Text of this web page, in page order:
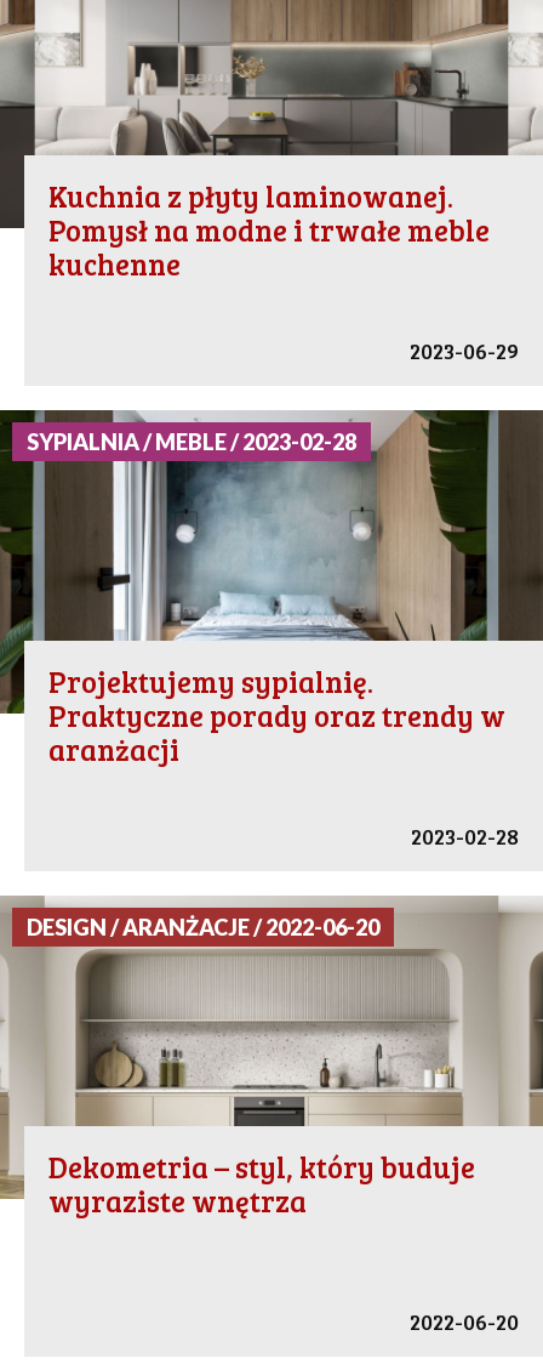
Kuchnia z płyty laminowanej.
Pomysł na modne i trwałe meble
kuchenne
2023-06-29
SYPIALNIA / MEBLE / 2023-02-28
Projektujemy sypialnię.
Praktyczne porady oraz trendy w
aranżacji
2023-02-28
DESIGN / ARANŻACJE / 2022-06-20
Dekometria – styl, który buduje
wyraziste wnętrza
2022-06-20